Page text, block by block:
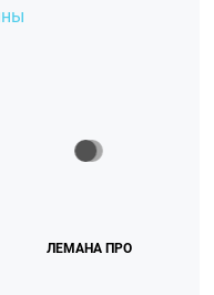
ЛЕМАНА ПРО